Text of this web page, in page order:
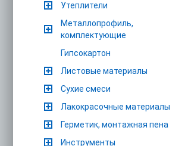
Утеплители
Металлопрофиль,
комплектующие
Гипсокартон
Листовые материалы
Сухие смеси
Лакокрасочные материалы
Герметик, монтажная пена
Инструменты